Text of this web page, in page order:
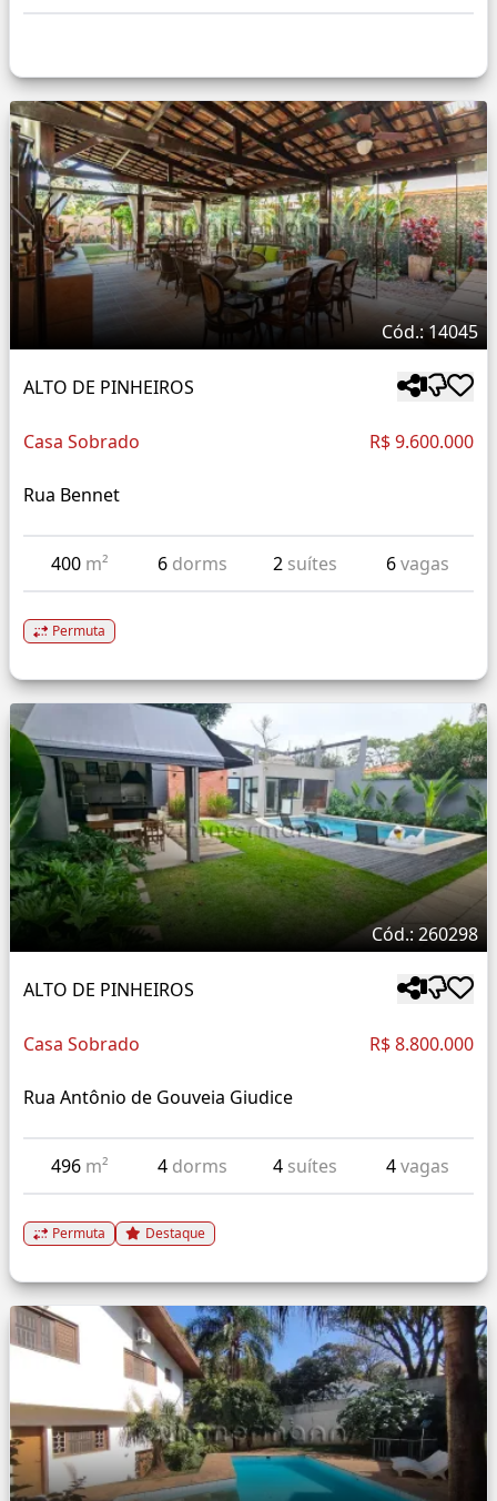
Cód.: 14045
ALTO DE PINHEIROS
Casa Sobrado R$ 9.600.000
Rua Bennet
400 m² 6 dorms 2 suítes 6vagas
Permuta
Cód.: 260298
ALTO DE PINHEIROS
Casa Sobrado R$ 8.800.000
Rua Antônio de Gouveia Giudice
496 m² 4 dorms 4 suítes 4vagas
Permuta Destaque